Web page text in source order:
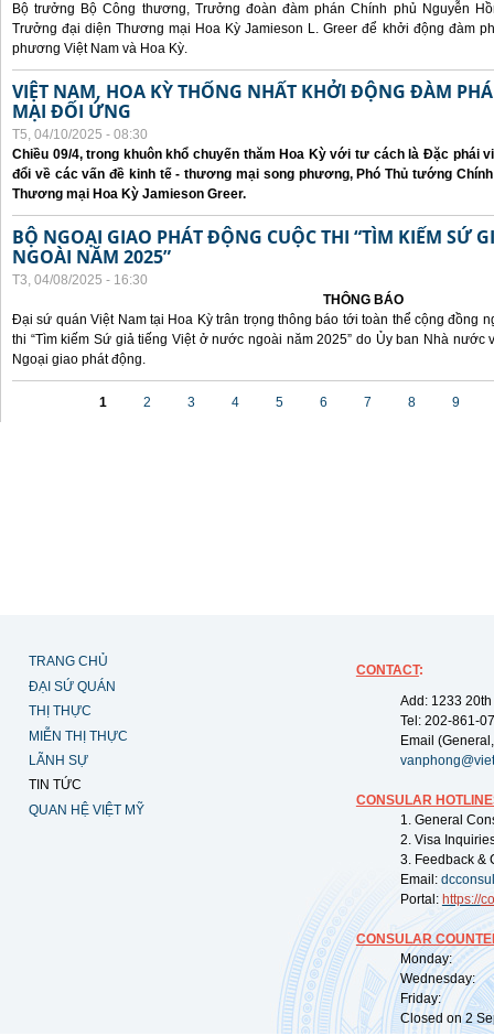
Bộ trưởng Bộ Công thương, Trưởng đoàn đàm phán Chính phủ Nguyễn
Trưởng đại diện Thương mại Hoa Kỳ Jamieson L. Greer để khởi động đàm
phương Việt Nam và Hoa Kỳ.
VIỆT NAM, HOA KỲ THỐNG NHẤT KHỞI ĐỘNG ĐÀM
MẠI ĐỐI ỨNG
T5, 04/10/2025 - 08:30
Chiều 09/4, trong khuôn khổ chuyến thăm Hoa Kỳ với tư cách là Đặc phái
đổi về các vấn đề kinh tế - thương mại song phương, Phó Thủ tướng
Thương mại Hoa Kỳ Jamieson Greer.
BỘ NGOẠI GIAO PHÁT ĐỘNG CUỘC THI “TÌM KIẾM SỨ
NGOÀI NĂM 2025”
T3, 04/08/2025 - 16:30
THÔNG BÁO
Đại sứ quán Việt Nam tại Hoa Kỳ trân trọng thông báo tới toàn thể cộng đồng
thi “Tìm kiếm Sứ giả tiếng Việt ở nước ngoài năm 2025” do Ủy ban Nhà
Ngoại giao phát động.
1 2 3 4 5 6 7 8 9
TRANG CHỦ
ĐẠI SỨ QUÁN
THỊ THỰC
MIỄN THỊ THỰC
LÃNH SỰ
TIN TỨC
QUAN HỆ VIỆT MỸ
CONTACT:
Add: 1233
Tel: 202-861-
Email
CONSULAR
1. General
2. Visa
3. Feedback &
Email:
Portal: https://
CONSULAR
Monday:
Wednesday:
Friday:
Closed on 2